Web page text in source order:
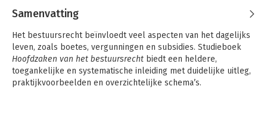
Samenvatting
Het bestuursrecht beïnvloedt veel aspecten van het dagelijks
leven, zoals boetes, vergunningen en subsidies. Studieboek
Hoofdzaken van het bestuursrecht biedt een heldere,
toegankelijke en systematische inleiding met duidelijke uitleg,
praktijkvoorbeelden en overzichtelijke schema’s.